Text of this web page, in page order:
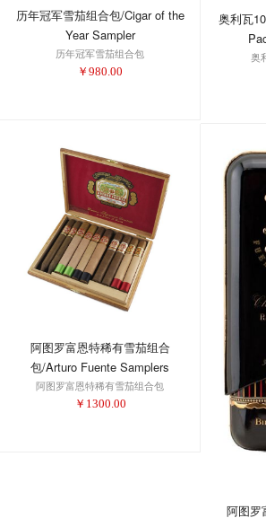
历年冠军雪茄组合包/Cigar of the
Year Sampler
历年冠军雪茄组合包
￥ 980.00
奥利瓦
奥
阿图罗富恩特稀有雪茄组合
包/Arturo Fuente Samplers
Extremely Rare Holiday
Collection 2016
阿图罗富恩特稀有雪茄组合包
￥ 1300.00
阿图罗